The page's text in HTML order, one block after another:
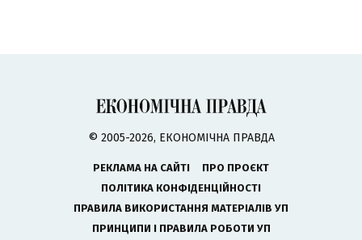
© 2005-2026, ЕКОНОМІЧНА ПРАВДА
РЕКЛАМА НА САЙТІ
ПРО ПРОЄКТ
ПОЛІТИКА КОНФІДЕНЦІЙНОСТІ
ПРАВИЛА ВИКОРИСТАННЯ МАТЕРІАЛІВ УП
ПРИНЦИПИ І ПРАВИЛА РОБОТИ УП